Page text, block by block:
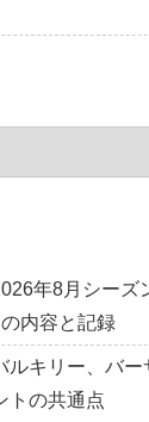
年8月シーズ
の内容と記録
ルキリー、バ
トの共通点